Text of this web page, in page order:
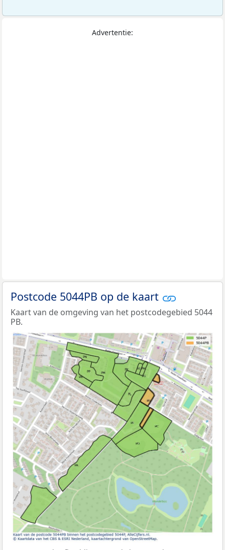
Advertentie:
Postcode 5044PB op de kaart
Kaart van de omgeving van het postcodegebied 5044
PB.